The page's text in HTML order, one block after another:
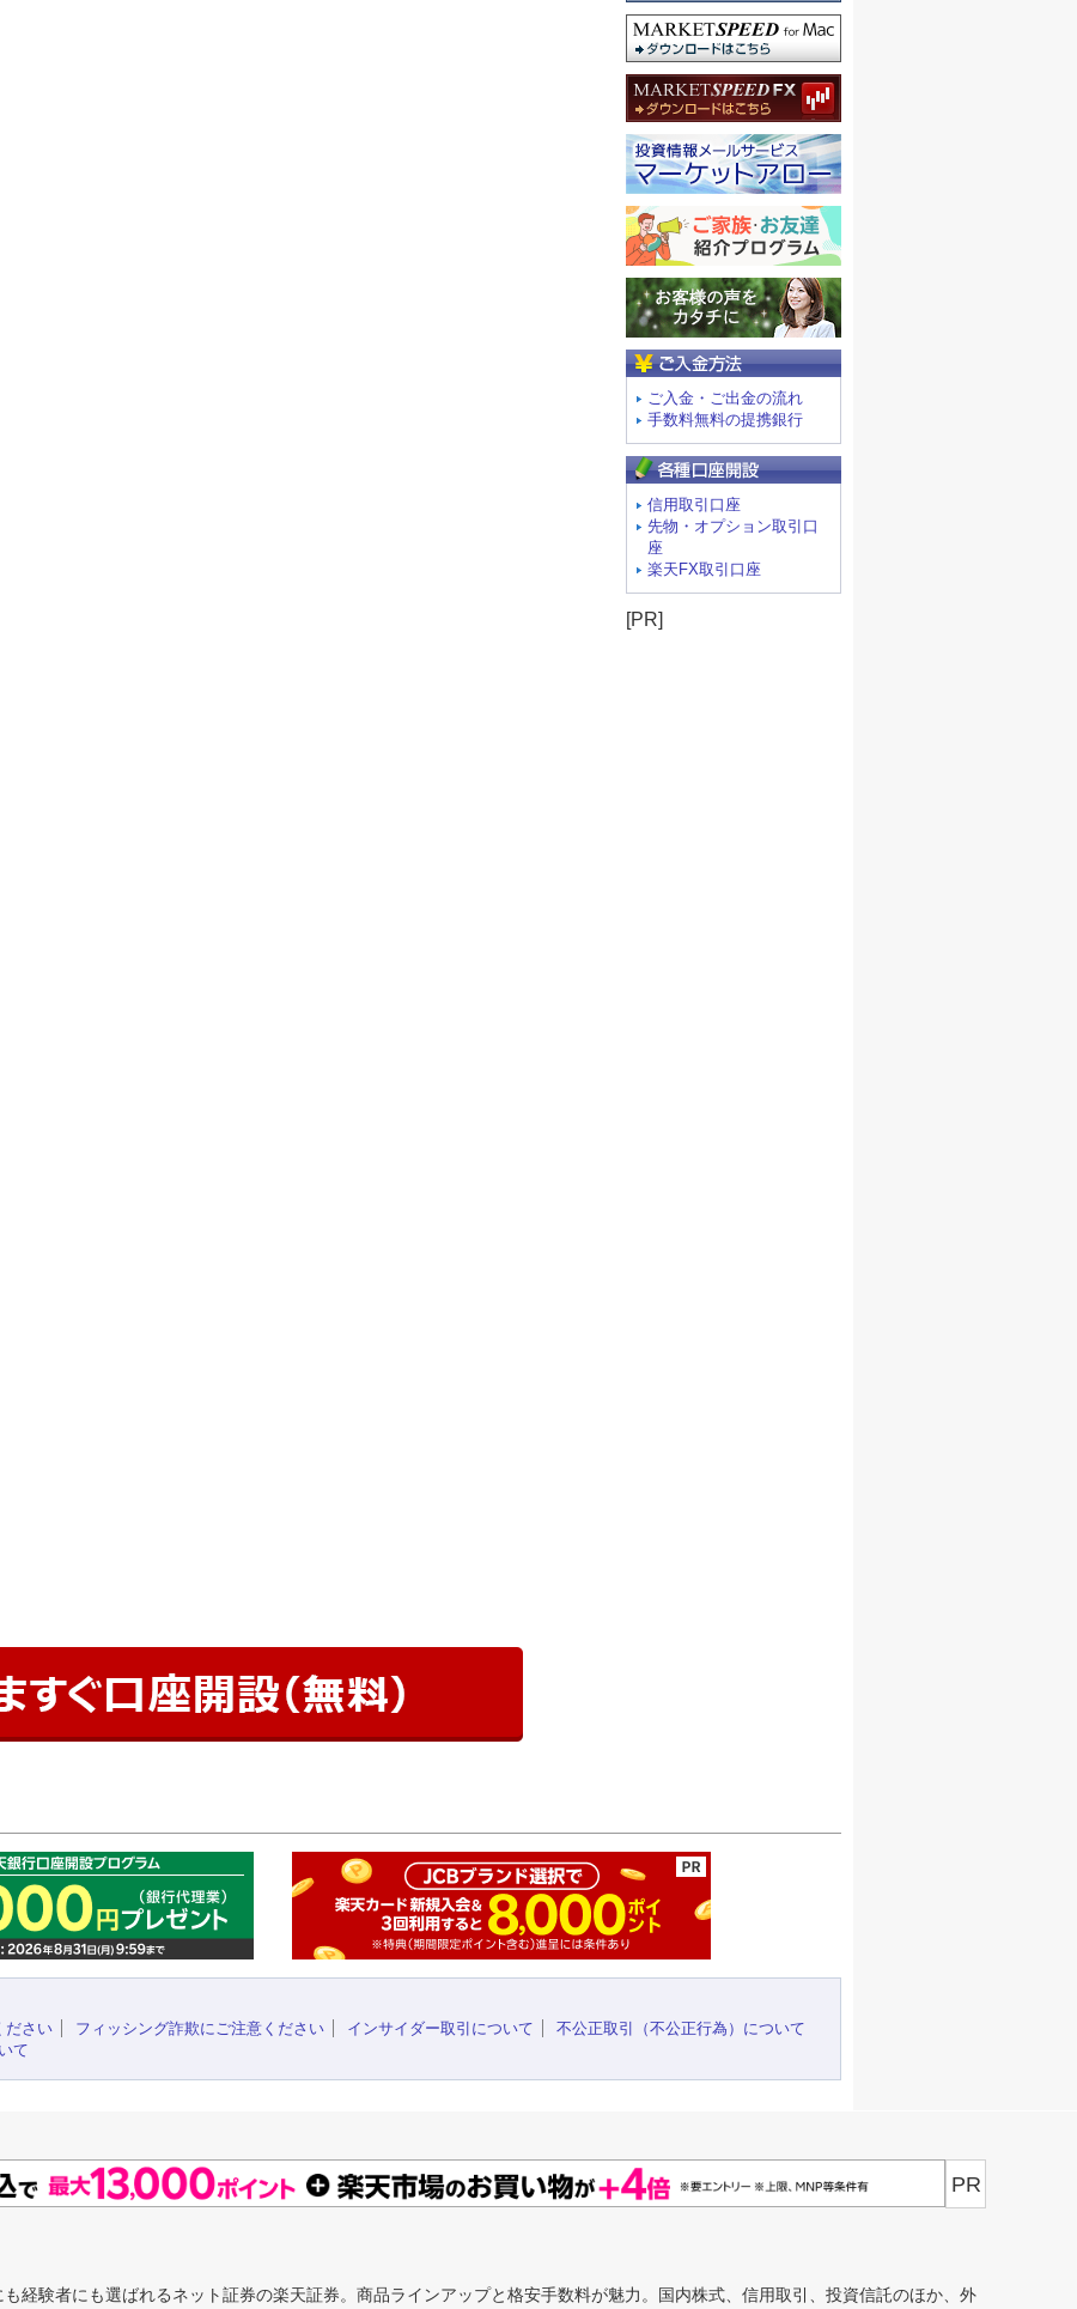
ご入金・ご出金の流れ
手数料無料の提携銀行
信用取引口座
先物・オプション取引口
座
楽天FX取引口座
[PR]
ださい
フィッシング詐欺にご注意ください インサイダー取引について
不公正取引（不公正行為）について
て
PR
経験者にも選ばれるネット証券の楽天証券。商品ラインアップと格安手数料が魅力。国内株式、信用取引、投資信託のほか、外